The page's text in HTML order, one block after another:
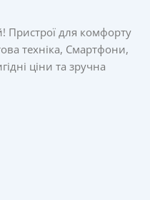
Пристрої для комфорту
техніка, Смартфони,
ціни та зручна